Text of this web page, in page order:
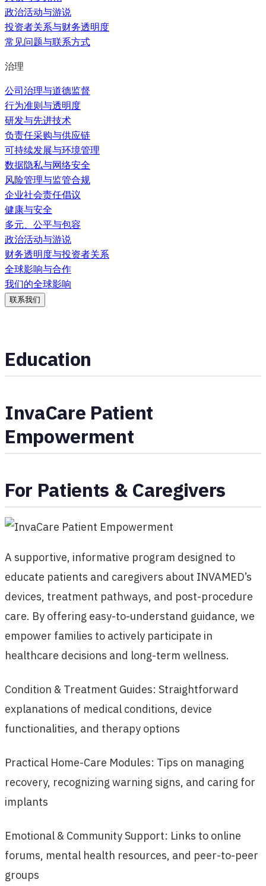
政治活动与游说
投资者关系与财务透明度
常见问题与联系方式
治理
公司治理与道德监督
行为准则与透明度
研发与先进技术
负责任采购与供应链
可持续发展与环境管理
数据隐私与网络安全
风险管理与监管合规
企业社会责任倡议
健康与安全
多元、公平与包容
政治活动与游说
财务透明度与投资者关系
全球影响与合作
我们的全球影响
联系我们
Education
InvaCare Patient
Empowerment
For Patients & Caregivers
A supportive, informative program designed to
educate patients and caregivers about INVAMED’s
devices, treatment pathways, and post-procedure
care. By offering easy-to-understand guidance, we
empower families to actively participate in
healthcare decisions and long-term wellness.
Condition & Treatment Guides: Straightforward
explanations of medical conditions, device
functionalities, and therapy options
Practical Home-Care Modules: Tips on managing
recovery, recognizing warning signs, and caring for
implants
Emotional & Community Support: Links to online
forums, mental health resources, and peer-to-peer
groups